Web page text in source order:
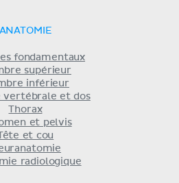
ANATOMIE
fondamentaux
supérieur
inférieur
vertébrale et dos
Thorax
et pelvis
Tête et cou
radiologique